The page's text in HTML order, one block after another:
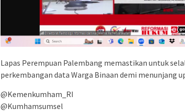
Lapas Perempuan Palembang memastikan untuk
perkembangan data Warga Binaan demi menunjang
@Kemenkumham_RI
@Kumhamsumsel